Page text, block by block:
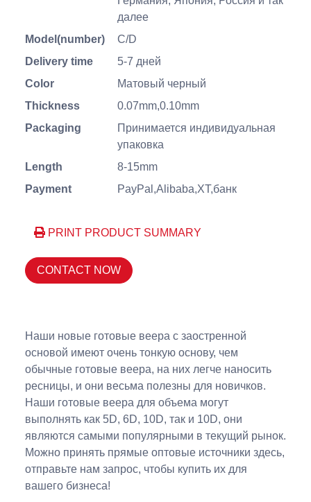
далее
Model(number)
C/D
Delivery time
5-7 дней
Color
Матовый черный
Thickness
0.07mm,0.10mm
Packaging
Принимается индивидуальная
упаковка
Length
8-15mm
Payment
PayPal,Alibaba,XT,банк
PRINT PRODUCT SUMMARY
CONTACT NOW
Наши новые готовые веера с заостренной
основой имеют очень тонкую основу, чем
обычные готовые веера, на них легче наносить
ресницы, и они весьма полезны для новичков.
Наши готовые веера для объема могут
выполнять как 5D, 6D, 10D, так и 10D, они
являются самыми популярными в текущий рынок.
Можно принять прямые оптовые источники здесь,
отправьте нам запрос, чтобы купить их для
вашего бизнеса!